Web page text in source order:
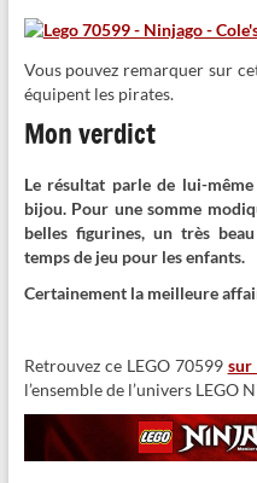
Vous pouvez remarquer sur
équipent les pirates.
Mon verdict
Le résultat parle de lui-
bijou. Pour une somme
belles figurines, un très
temps de jeu pour les enfants.
Certainement la meilleure
Retrouvez ce LEGO 70599 sur
l’ensemble de l’univers LEGO